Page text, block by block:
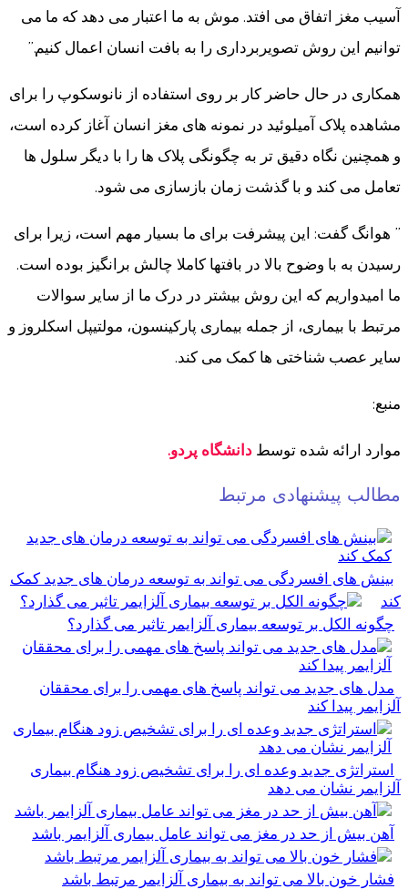
آسیب مغز اتفاق می افتد. موش به ما اعتبار می دهد که ما می
توانیم این روش تصویربرداری را به بافت انسان اعمال کنیم.”
همکاری در حال حاضر کار بر روی استفاده از نانوسکوپ را برای
مشاهده پلاک آمیلوئید در نمونه های مغز انسان آغاز کرده است،
و همچنین نگاه دقیق تر به چگونگی پلاک ها را با دیگر سلول ها
تعامل می کند و با گذشت زمان بازسازی می شود.
” هوانگ گفت: این پیشرفت برای ما بسیار مهم است، زیرا برای
رسیدن به با وضوح بالا در بافتها کاملا چالش برانگیز بوده است.
ما امیدواریم که این روش بیشتر در درک ما از سایر سوالات
مرتبط با بیماری، از جمله بیماری پارکینسون، مولتیپل اسکلروز و
سایر عصب شناختی ها کمک می کند.
منبع:
موارد ارائه شده توسط دانشگاه پردو.
مطالب پیشنهادی مرتبط
بینش های افسردگی می تواند به توسعه درمان های جدید کمک
کند
چگونه الکل بر توسعه بیماری آلزایمر تاثیر می گذارد؟
مدل های جدید می تواند پاسخ های مهمی را برای محققان
آلزایمر پیدا کند
استراتژی جدید وعده ای را برای تشخیص زود هنگام بیماری
آلزایمر نشان می دهد
آهن بیش از حد در مغز می تواند عامل بیماری آلزایمر باشد
فشار خون بالا می تواند به بیماری آلزایمر مرتبط باشد